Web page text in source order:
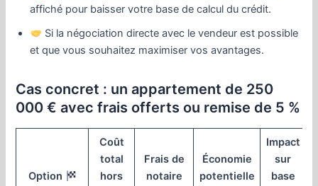
affiché pour baisser votre base de calcul du crédit.
Si la négociation directe avec le vendeur est possible
et que vous souhaitez maximiser vos avantages.
Cas concret : un appartement de 250
000 € avec frais offerts ou remise de 5 %
Option
Coût
total
hors
Frais de
notaire
Économie
potentielle
Impact
sur
base